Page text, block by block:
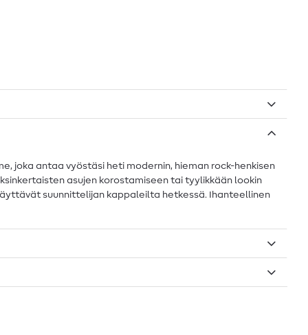
joka antaa vyöstäsi heti modernin, hieman rock-henkisen
asujen korostamiseen tai tyylikkään lookin
suunnittelijan kappaleilta hetkessä. Ihanteellinen